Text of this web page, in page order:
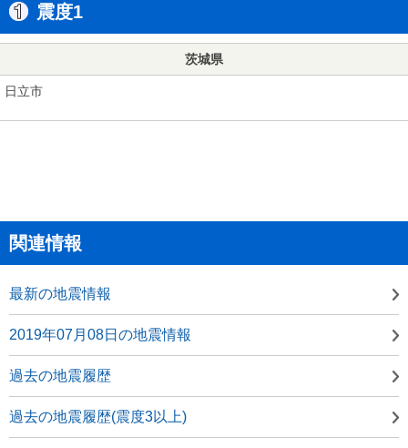
震度1
茨城県
日立市
関連情報
最新の地震情報
2019年07月08日の地震情報
過去の地震履歴
過去の地震履歴(震度3以上)